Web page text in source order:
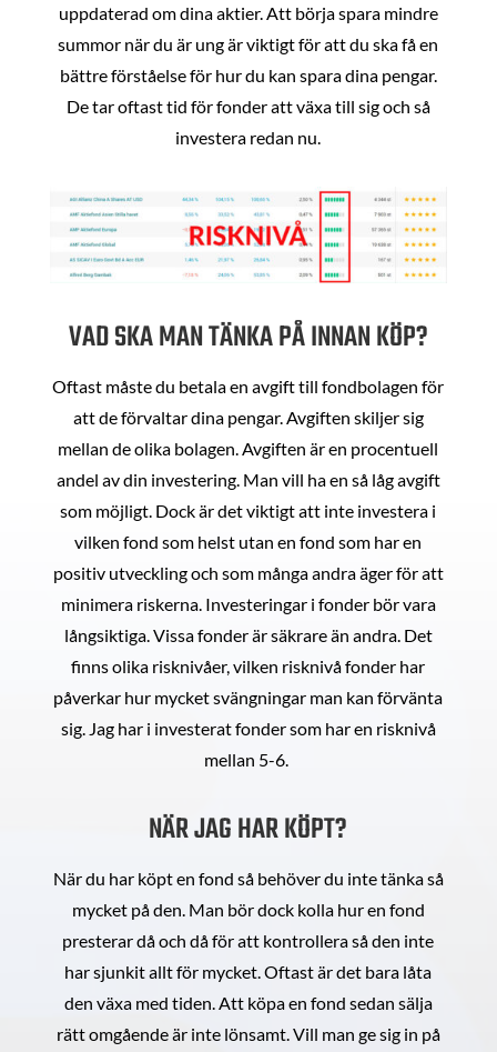
uppdaterad om dina aktier. Att börja spara mindre
summor när du är ung är viktigt för att du ska få en
bättre förståelse för hur du kan spara dina pengar.
De tar oftast tid för fonder att växa till sig och så
investera redan nu.
VAD SKA MAN TÄNKA PÅ INNAN KÖP?
Oftast måste du betala en avgift till fondbolagen för
att de förvaltar dina pengar. Avgiften skiljer sig
mellan de olika bolagen. Avgiften är en procentuell
andel av din investering. Man vill ha en så låg avgift
som möjligt. Dock är det viktigt att inte investera i
vilken fond som helst utan en fond som har en
positiv utveckling och som många andra äger för att
minimera riskerna. Investeringar i fonder bör vara
långsiktiga. Vissa fonder är säkrare än andra. Det
finns olika risknivåer, vilken risknivå fonder har
påverkar hur mycket svängningar man kan förvänta
sig. Jag har i investerat fonder som har en risknivå
mellan 5-6.
NÄR JAG HAR KÖPT?
När du har köpt en fond så behöver du inte tänka så
mycket på den. Man bör dock kolla hur en fond
presterar då och då för att kontrollera så den inte
har sjunkit allt för mycket. Oftast är det bara låta
den växa med tiden. Att köpa en fond sedan sälja
rätt omgående är inte lönsamt. Vill man ge sig in på